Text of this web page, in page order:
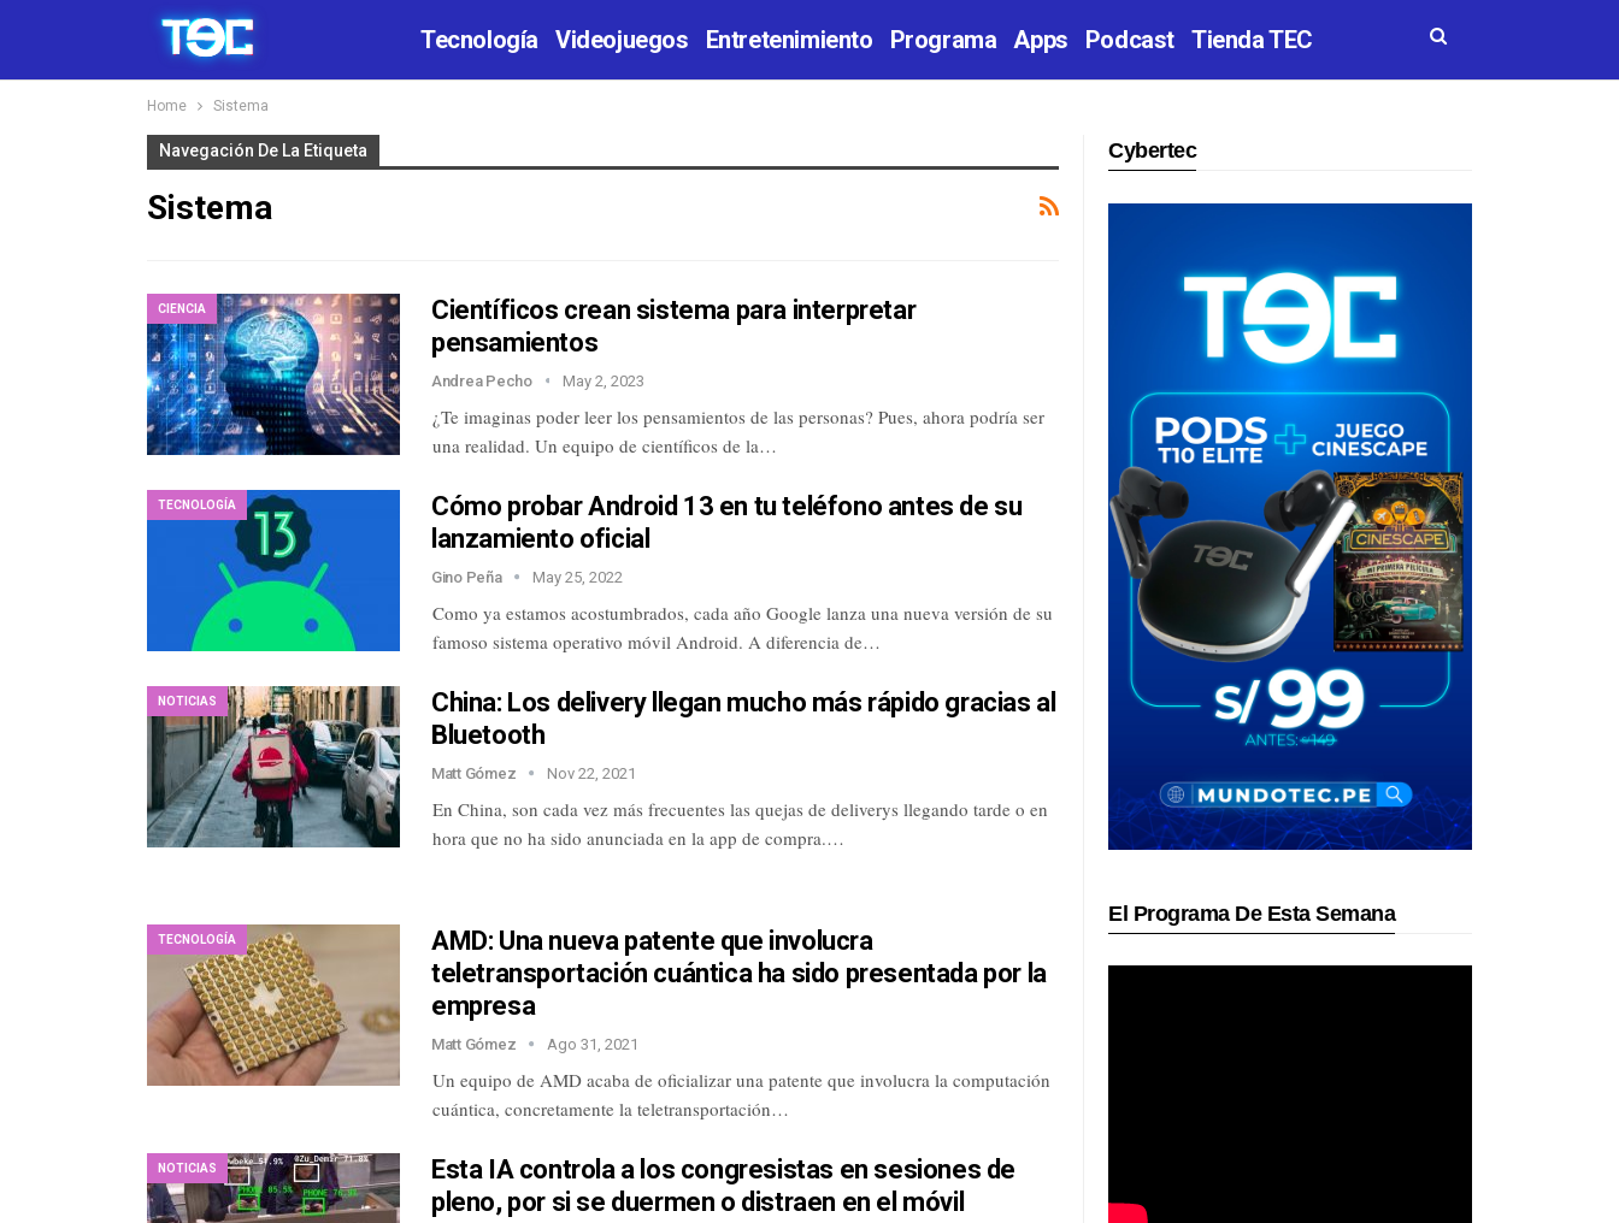
Tecnología Videojuegos Entretenimiento Programa Apps Podcast Tienda TEC
Home Sistema
Navegación De La Etiqueta
Sistema
CIENCIA
Científicos crean sistema para interpretar
pensamientos
Andrea Pecho May 2, 2023
¿Te imaginas poder leer los pensamientos de las personas? Pues, ahora podría ser
una realidad. Un equipo de científicos de la…
TECNOLOGÍA
Cómo probar Android 13 en tu teléfono antes de su
lanzamiento oficial
Gino Peña May 25, 2022
Como ya estamos acostumbrados, cada año Google lanza una nueva versión de su
famoso sistema operativo móvil Android. A diferencia de…
NOTICIAS
China: Los delivery llegan mucho más rápido gracias al
Bluetooth
Matt Gómez Nov 22, 2021
En China, son cada vez más frecuentes las quejas de deliverys llegando tarde o en
hora que no ha sido anunciada en la app de compra.…
TECNOLOGÍA
AMD: Una nueva patente que involucra
teletransportación cuántica ha sido presentada por la
empresa
Matt Gómez Ago 31, 2021
Un equipo de AMD acaba de oficializar una patente que involucra la computación
cuántica, concretamente la teletransportación…
NOTICIAS
Esta IA controla a los congresistas en sesiones de
pleno, por si se duermen o distraen en el móvil
Cybertec
El Programa De Esta Semana